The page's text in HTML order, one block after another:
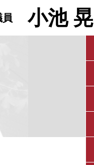
小池 晃